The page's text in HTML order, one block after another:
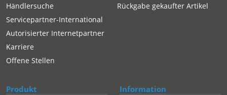
Händlersuche
Servicepartner-International
Autorisierter Internetpartner
Karriere
Offene Stellen
Rückgabe gekaufter Artikel
Produkt Information